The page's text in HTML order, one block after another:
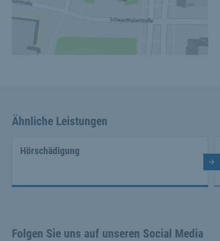
Ähnliche Leistungen
Hörschädigung
Folgen Sie uns auf unseren Social Media